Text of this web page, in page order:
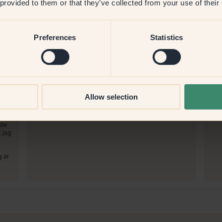
to them or that they’ve collected from your use of
Preferences Statistics
Allow selection
jag
är
Vacker, djup och lager på lager
Att handla med Klint: